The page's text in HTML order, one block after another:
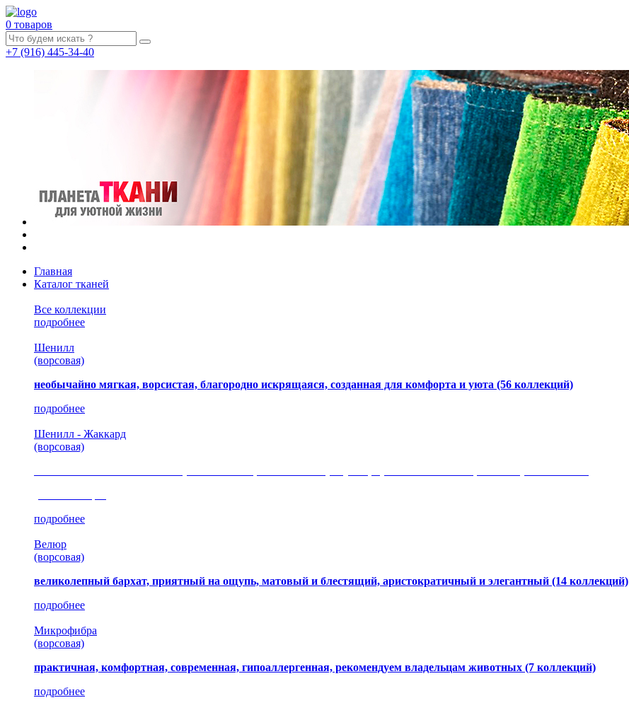
0 товаров
+7 (916) 445-34-40
Главная
Каталог тканей
Все коллекции
подробнее
Шенилл
(ворсовая)
необычайно мягкая, ворсистая, благородно искрящаяся, созданная для комфорта и уюта (56 коллекций)
подробнее
Шенилл - Жаккард
(ворсовая)
подробнее
Велюр
(ворсовая)
великолепный бархат, приятный на ощупь, матовый и блестящий, аристократичный и элегантный (14 коллекций)
подробнее
Микрофибра
(ворсовая)
практичная, комфортная, современная, гипоаллергенная, рекомендуем владельцам животных (7 коллекций)
подробнее